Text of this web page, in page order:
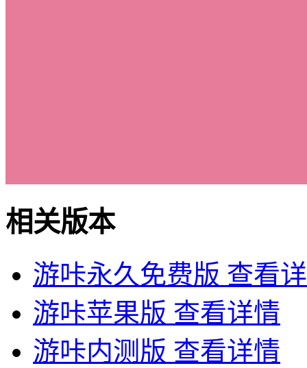
相关版本
游咔永久免费版 查看
游咔苹果版 查看详情
游咔内测版 查看详情